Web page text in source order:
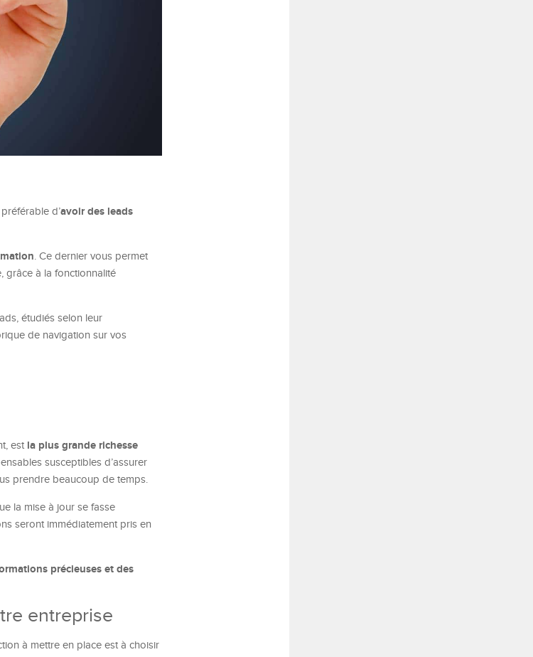
d’avoir des leads
. Ce dernier vous permet
grâce à la fonctionnalité
étudiés selon leur
de navigation sur vos
est la plus grande richesse
susceptibles d’assurer
prendre beaucoup de temps.
la mise à jour se fasse
seront immédiatement pris en
précieuses et des
entreprise
à mettre en place est à choisir